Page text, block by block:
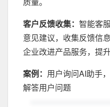
客户反馈收集： 智能客
意见建议，收集反馈信
企业改进产品服务，提
案例： 用户询问AI助手
解答用户问题